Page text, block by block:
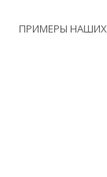
ПРИМЕРЫ НАШИХ